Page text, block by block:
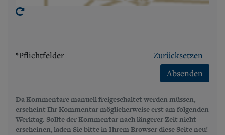
*Pflichtfelder
Zurücksetzen
Absenden
Da Kommentare manuell freigeschaltet werden müssen,
erscheint Ihr Kommentar möglicherweise erst am folgenden
Werktag. Sollte der Kommentar nach längerer Zeit nicht
erscheinen, laden Sie bitte in Ihrem Browser diese Seite neu!